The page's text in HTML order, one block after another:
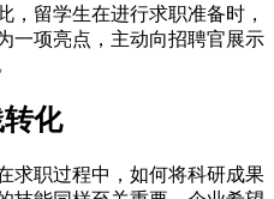
，留学生在进行求职准备时，
一项亮点，主动向招聘官展示
化
求职过程中，如何将科研成果